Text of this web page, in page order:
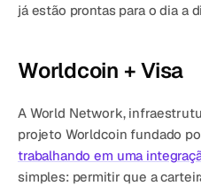
já estão prontas para o dia a
Worldcoin + Visa
A World Network,
projeto Worldcoin fundado
trabalhando em uma
simples: permitir que a